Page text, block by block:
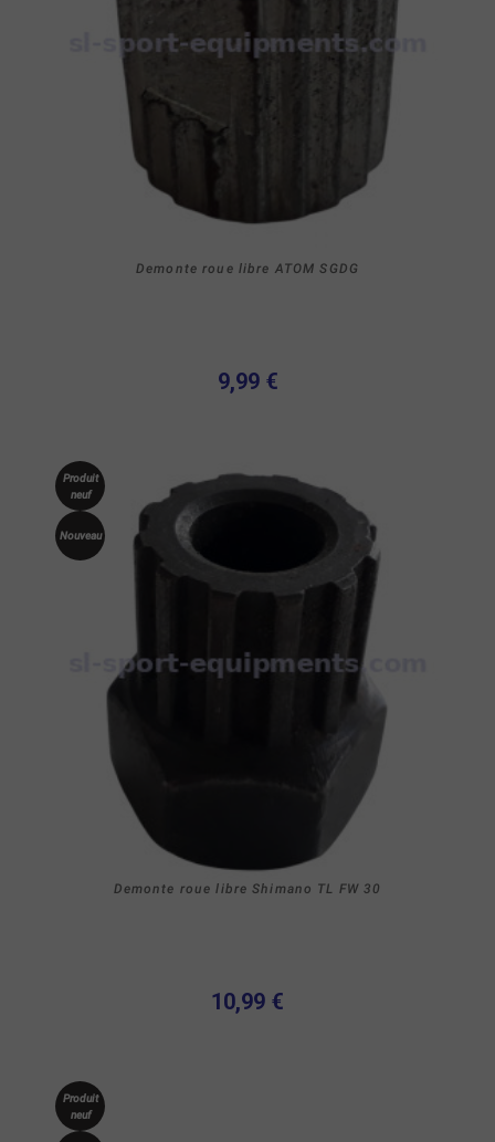
Demonte roue libre ATOM SGDG
9,99 €
Produit
neuf
Nouveau
Demonte roue libre Shimano TL FW 30
10,99 €
Produit
neuf